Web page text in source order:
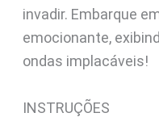
invadir. Embarque
emocionante,
ondas implacáveis!
INSTRUÇÕES